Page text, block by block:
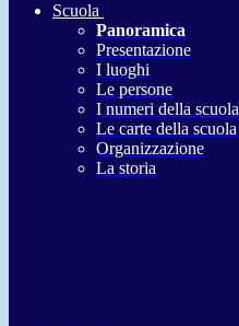
Scuola
Panoramica
Presentazione
I luoghi
Le persone
I numeri della scuola
Le carte della scuola
Organizzazione
La storia